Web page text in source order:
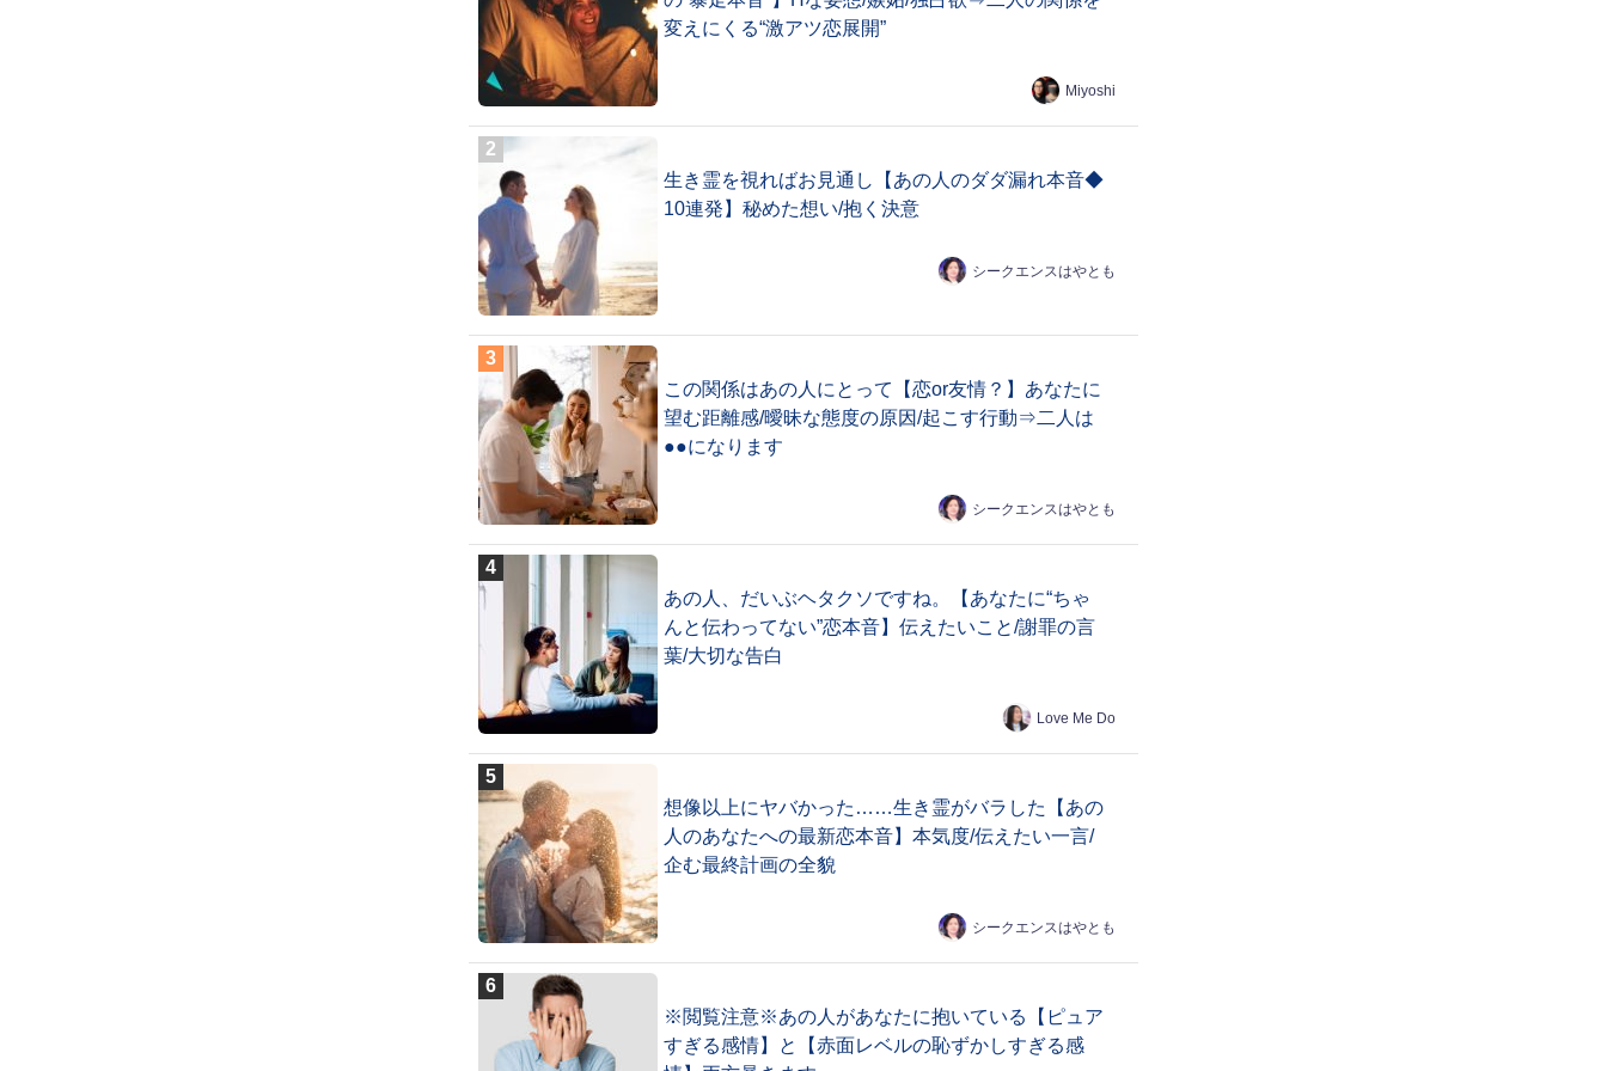
変えにくる“激アツ恋展開”
Miyoshi
生き霊を視ればお見通し【あの人のダダ漏れ本音◆
10連発】秘めた想い/抱く決意
シークエンスはやとも
この関係はあの人にとって【恋or友情？】あなたに
望む距離感/曖昧な態度の原因/起こす行動⇒二人は
●●になります
シークエンスはやとも
あの人、だいぶヘタクソですね。【あなたに“ちゃ
んと伝わってない”恋本音】伝えたいこと/謝罪の言
葉/大切な告白
Love Me Do
想像以上にヤバかった……生き霊がバラした【あの
人のあなたへの最新恋本音】本気度/伝えたい一言/
企む最終計画の全貌
シークエンスはやとも
※閲覧注意※あの人があなたに抱いている【ピュア
すぎる感情】と【赤面レベルの恥ずかしすぎる感